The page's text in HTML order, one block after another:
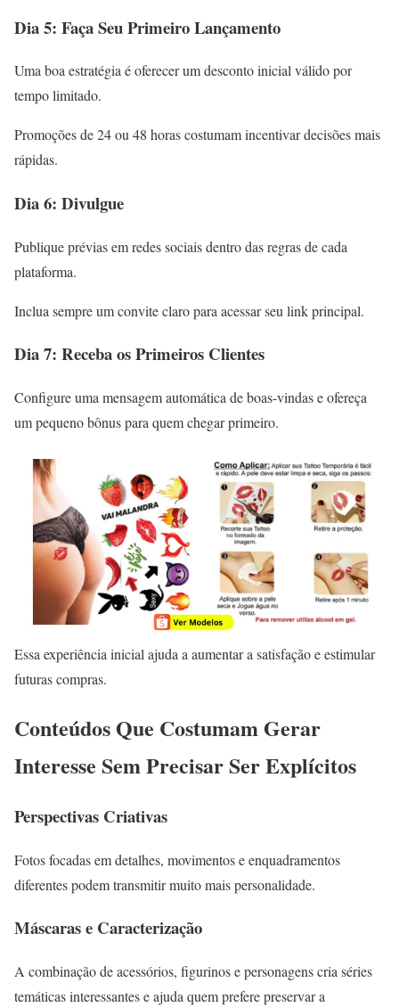
Dia 5: Faça Seu Primeiro Lançamento
Uma boa estratégia é oferecer um desconto inicial válido por
tempo limitado.
Promoções de 24 ou 48 horas costumam incentivar decisões mais
rápidas.
Dia 6: Divulgue
Publique prévias em redes sociais dentro das regras de cada
plataforma.
Inclua sempre um convite claro para acessar seu link principal.
Dia 7: Receba os Primeiros Clientes
Configure uma mensagem automática de boas-vindas e ofereça
um pequeno bônus para quem chegar primeiro.
Essa experiência inicial ajuda a aumentar a satisfação e estimular
futuras compras.
Conteúdos Que Costumam Gerar
Interesse Sem Precisar Ser Explícitos
Perspectivas Criativas
Fotos focadas em detalhes, movimentos e enquadramentos
diferentes podem transmitir muito mais personalidade.
Máscaras e Caracterização
A combinação de acessórios, figurinos e personagens cria séries
temáticas interessantes e ajuda quem prefere preservar a